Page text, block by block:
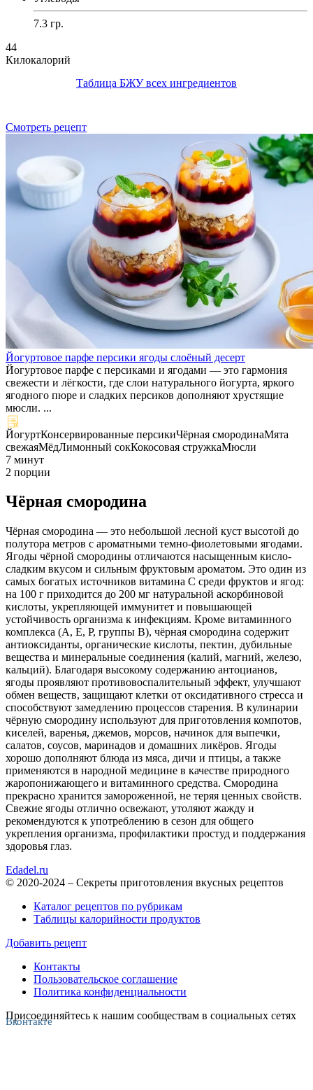
7.3 гр.
44
Килокалорий
Таблица БЖУ всех ингредиентов
Смотреть рецепт
Йогуртовое парфе персики ягоды слоёный десерт
Йогуртовое парфе с персиками и ягодами — это гармония
свежести и лёгкости, где слои натурального йогурта, яркого
ягодного пюре и сладких персиков дополняют хрустящие
мюсли. ...
ЙогуртКонсервированные персикиЧёрная смородинаМята
свежаяМёдЛимонный сокКокосовая стружкаМюсли
7 минут
2 порции
Чёрная смородина
Чёрная смородина — это небольшой лесной куст высотой до
полутора метров с ароматными темно-фиолетовыми ягодами.
Ягоды чёрной смородины отличаются насыщенным кисло-
сладким вкусом и сильным фруктовым ароматом. Это один из
самых богатых источников витамина C среди фруктов и ягод:
на 100 г приходится до 200 мг натуральной аскорбиновой
кислоты, укрепляющей иммунитет и повышающей
устойчивость организма к инфекциям. Кроме витаминного
комплекса (A, E, P, группы B), чёрная смородина содержит
антиоксиданты, органические кислоты, пектин, дубильные
вещества и минеральные соединения (калий, магний, железо,
кальций). Благодаря высокому содержанию антоцианов,
ягоды проявляют противовоспалительный эффект, улучшают
обмен веществ, защищают клетки от оксидативного стресса и
способствуют замедлению процессов старения. В кулинарии
чёрную смородину используют для приготовления компотов,
киселей, варенья, джемов, морсов, начинок для выпечки,
салатов, соусов, маринадов и домашних ликёров. Ягоды
хорошо дополняют блюда из мяса, дичи и птицы, а также
применяются в народной медицине в качестве природного
жаропонижающего и витаминного средства. Смородина
прекрасно хранится замороженной, не теряя ценных свойств.
Свежие ягоды отлично освежают, утоляют жажду и
рекомендуются к употреблению в сезон для общего
укрепления организма, профилактики простуд и поддержания
здоровья глаз.
Edadel.ru
© 2020-2024 – Секреты приготовления вкусных рецептов
Каталог рецептов по рубрикам
Таблицы калорийности продуктов
Добавить рецепт
Контакты
Пользовательское соглашение
Политика конфиденциальности
Присоединяйтесь к нашим сообществам в социальных сетях
Вконтакте